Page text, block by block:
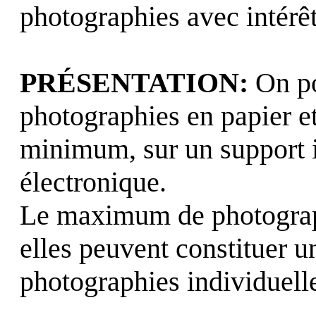
photographies avec
PRÉSENTATION: On
photographies en papier
minimum, sur un support
électronique.
Le maximum de
elles peuvent constituer
photographies